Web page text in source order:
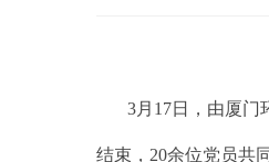
3月17日，由厦门
结束，20余位党员共